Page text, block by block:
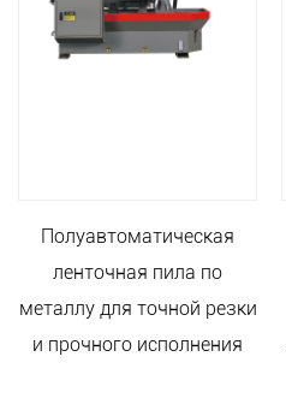
Полуавтоматическая
ленточная пила по
металлу для точной резки
и прочного исполнения